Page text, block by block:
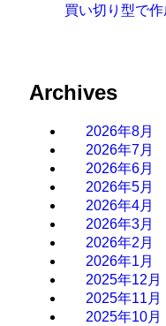
買い切り型で作
Archives
2026年8月
2026年7月
2026年6月
2026年5月
2026年4月
2026年3月
2026年2月
2026年1月
2025年12月
2025年11月
2025年10月